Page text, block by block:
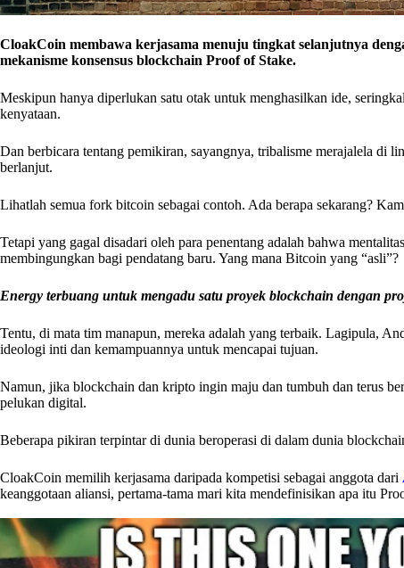
CloakCoin membawa kerjasama menuju tingkat selanjutnya
mekanisme konsensus blockchain Proof of Stake.
Meskipun hanya diperlukan satu otak untuk menghasilkan ide,
kenyataan.
Dan berbicara tentang pemikiran, sayangnya, tribalisme merajalela di
berlanjut.
Lihatlah semua fork bitcoin sebagai contoh. Ada berapa sekarang?
Tetapi yang gagal disadari oleh para penentang adalah bahwa
membingungkan bagi pendatang baru. Yang mana Bitcoin yang “asli”?
Energy terbuang untuk mengadu satu proyek blockchain dengan
Tentu, di mata tim manapun, mereka adalah yang terbaik. Lagipula,
ideologi inti dan kemampuannya untuk mencapai tujuan.
Namun, jika blockchain dan kripto ingin maju dan tumbuh dan terus
pelukan digital.
Beberapa pikiran terpintar di dunia beroperasi di dalam dunia
CloakCoin memilih kerjasama daripada kompetisi sebagai anggota dari
keanggotaan aliansi, pertama-tama mari kita mendefinisikan apa itu